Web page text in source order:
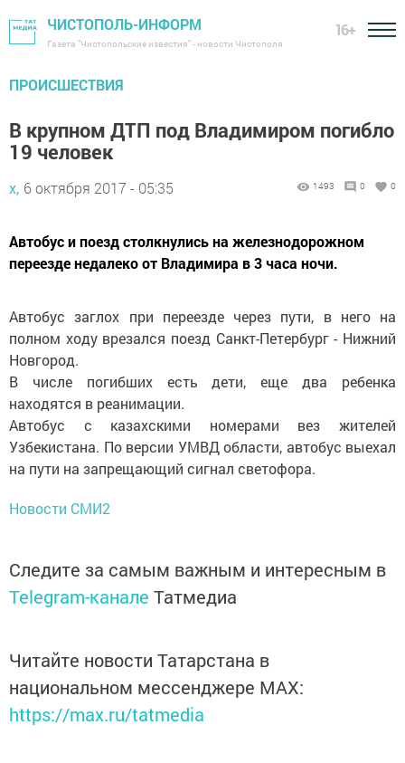
ЧИСТОПОЛЬ-ИНФОРМ
Газета "Чистопольские известия" - новости Чистополя
16+
ПРОИСШЕСТВИЯ
В крупном ДТП под Владимиром погибло
19 человек
х, 6 октября 2017 - 05:35 1493 0 0
Автобус и поезд столкнулись на железнодорожном
переезде недалеко от Владимира в 3 часа ночи.
Автобус заглох при переезде через пути, в него на
полном ходу врезался поезд Санкт-Петербург - Нижний
Новгород.
В числе погибших есть дети, еще два ребенка
находятся в реанимации.
Автобус с казахскими номерами вез жителей
Узбекистана. По версии УМВД области, автобус выехал
на пути на запрещающий сигнал светофора.
Новости СМИ2
Следите за самым важным и интересным в
Telegram-канале Татмедиа
Читайте новости Татарстана в
национальном мессенджере MАХ:
https://max.ru/tatmedia